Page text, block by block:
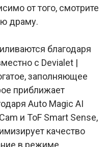
от того, смотрите
драму.
благодаря
с Devialet |
заполняющее
приближает
Auto Magic AI
и ToF Smart Sense,
качество
в режиме